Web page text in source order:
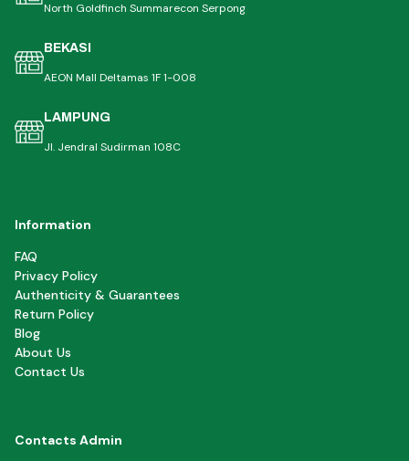
North Goldfinch Summarecon Serpong
BEKASI
AEON Mall Deltamas 1F 1-008
LAMPUNG
Jl. Jendral Sudirman 108C
Information
FAQ
Privacy Policy
Authenticity & Guarantees
Return Policy
Blog
About Us
Contact Us
Contacts Admin